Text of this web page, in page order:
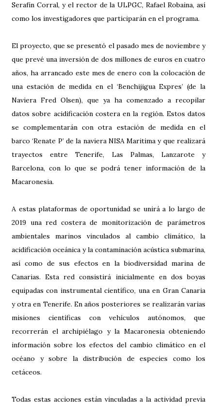
Serafín Corral, y el rector de la ULPGC, Rafael Robaina, así
como los investigadores que participarán en el programa.
El proyecto, que se presentó el pasado mes de noviembre y
que prevé una inversión de dos millones de euros en cuatro
años, ha arrancado este mes de enero con la colocación de
una estación de medida en el ‘Benchijigua Expres’ (de la
Naviera Fred Olsen), que ya ha comenzado a recopilar
datos sobre acidificación costera en la región. Estos datos
se complementarán con otra estación de medida en el
barco ‘Renate P’ de la naviera NISA Maritima y que realizará
trayectos entre Tenerife, Las Palmas, Lanzarote y
Barcelona, con lo que se podrá tener información de la
Macaronesia.
A estas plataformas de oportunidad se unirá a lo largo de
2019 una red costera de monitorización de parámetros
ambientales marinos vinculados al cambio climático, la
acidificación oceánica y la contaminación acústica submarina,
así como de sus efectos en la biodiversidad marina de
Canarias. Esta red consistirá inicialmente en dos boyas
equipadas con instrumental científico, una en Gran Canaria
y otra en Tenerife. En años posteriores se realizarán varias
misiones científicas con vehículos autónomos, que
recorrerán el archipiélago y la Macaronesia obteniendo
información sobre los efectos del cambio climático en el
océano y sobre la distribución de especies como los
cetáceos.
Todas estas acciones están vinculadas a la actividad previa